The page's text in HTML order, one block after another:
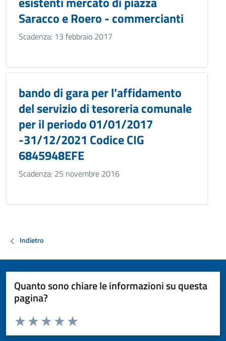
Saracco e Roero - commercianti
Scadenza: 13 febbraio 2017
bando di gara per l’affidamento
del servizio di tesoreria comunale
per il periodo 01/01/2017
-31/12/2021 Codice CIG
6845948EFE
Scadenza: 25 novembre 2016
Indietro
Quanto sono chiare le informazioni su questa
pagina?
Valuta da 1 a 5 stelle la pagina
Valuta 5 stelle su 5
Valuta 4 stelle su 5
Valuta 3 stelle su 5
Valuta 2 stelle su 5
Valuta 1 stelle su 5